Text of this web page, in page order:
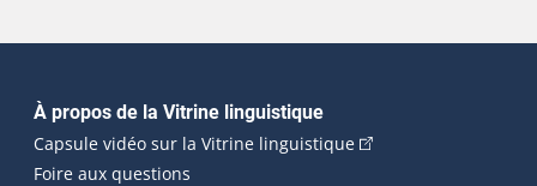
Navigation principale
À propos de la Vitrine linguistique
Capsule vidéo sur la Vitrine linguistique(Cet hyperlien
Foire aux questions